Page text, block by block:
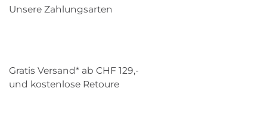
Unsere Zahlungsarten
Gratis Versand* ab CHF 129,-
und kostenlose Retoure